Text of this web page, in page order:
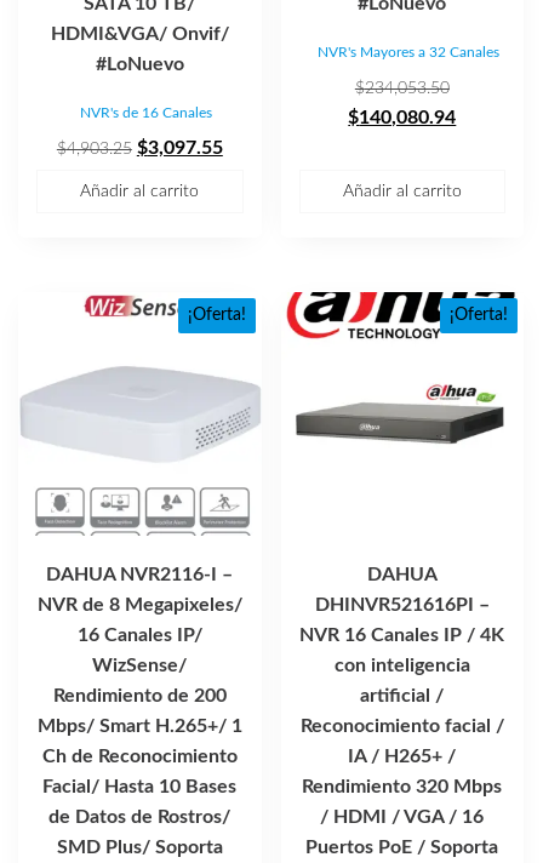
SATA 10 TB/
HDMI&VGA/ Onvif/
#LoNuevo
NVR's de 16 Canales
$4,903.25 El
$3,097.55El
Añadir al carrito
#LoNuevo
NVR's Mayores a 32 Canales
$234,053.50El
precio
$140,080.94El
Añadir al carrito
¡Oferta!
DAHUA NVR2116-I –
NVR de 8 Megapixeles/
16 Canales IP/
WizSense/
Rendimiento de 200
Mbps/ Smart H.265+/ 1
Ch de Reconocimiento
Facial/ Hasta 10 Bases
de Datos de Rostros/
SMD Plus/ Soporta
¡Oferta!
DAHUA
DHINVR521616PI –
NVR 16 Canales IP / 4K
con inteligencia
artificial /
Reconocimiento facial /
IA / H265+ /
Rendimiento 320 Mbps
/ HDMI / VGA / 16
Puertos PoE / Soporta